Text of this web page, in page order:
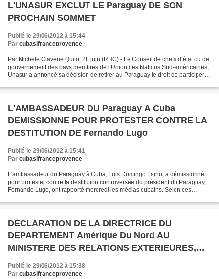
L'UNASUR EXCLUT LE Paraguay DE SON
PROCHAIN SOMMET
Publié le 29/06/2012 à 15:44
Par cubasifranceprovence
Par Michele Claverie Quito, 28 juin (RHC).- Le Conseil de chefs d’état ou de
gouvernement des pays membres de l’Union des Nations Sud-américaines,
Unasur a annoncé sa décision de retirer au Paraguay le droit de participer à
L'AMBASSADEUR DU Paraguay A Cuba
DEMISSIONNE POUR PROTESTER CONTRE LA
DESTITUTION DE Fernando Lugo
Publié le 29/06/2012 à 15:41
Par cubasifranceprovence
L'ambassadeur du Paraguay à Cuba, Luis Domingo Laino, a démissionné
pour protester contre la destitution controversée du président du Paraguay,
Fernando Lugo, ont rapporté mercredi les médias cubains. Selon ces
DECLARATION DE LA DIRECTRICE DU
DEPARTEMENT Amérique Du Nord AU
MINISTERE DES RELATIONS EXTERIEURES,
Josefina Vidal Ferreiro
Publié le 29/06/2012 à 15:38
Par cubasifranceprovence